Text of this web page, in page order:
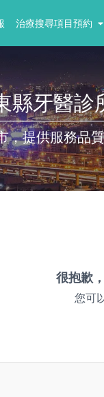
治療搜尋項目預約
縣牙醫診
，提供服務品
很抱歉
您可